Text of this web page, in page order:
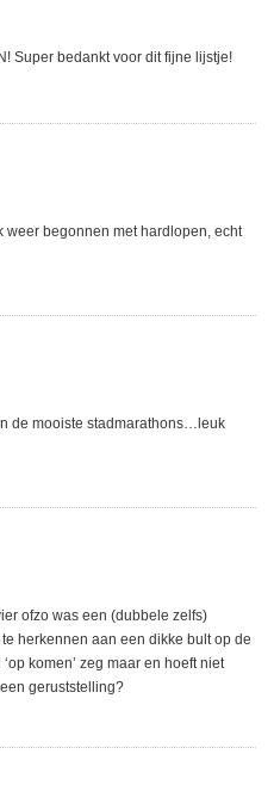
Super bedankt voor dit fijne lijstje!
weer begonnen met hardlopen, echt
de mooiste stadmarathons…leuk
ofzo was een (dubbele zelfs)
herkennen aan een dikke bult op de
komen’ zeg maar en hoeft niet
geruststelling?